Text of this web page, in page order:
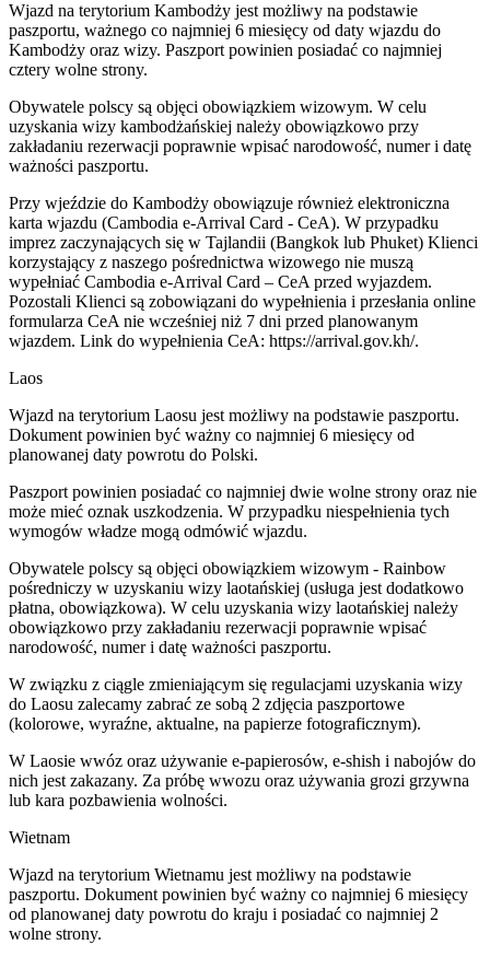
Wjazd na terytorium Kambodży jest możliwy na podstawie
paszportu, ważnego co najmniej 6 miesięcy od daty wjazdu do
Kambodży oraz wizy. Paszport powinien posiadać co najmniej
cztery wolne strony.
Obywatele polscy są objęci obowiązkiem wizowym. W celu
uzyskania wizy kambodżańskiej należy obowiązkowo przy
zakładaniu rezerwacji poprawnie wpisać narodowość, numer i datę
ważności paszportu.
Przy wjeździe do Kambodży obowiązuje również elektroniczna
karta wjazdu (Cambodia e-Arrival Card - CeA). W przypadku
imprez zaczynających się w Tajlandii (Bangkok lub Phuket) Klienci
korzystający z naszego pośrednictwa wizowego nie muszą
wypełniać Cambodia e-Arrival Card – CeA przed wyjazdem.
Pozostali Klienci są zobowiązani do wypełnienia i przesłania online
formularza CeA nie wcześniej niż 7 dni przed planowanym
wjazdem. Link do wypełnienia CeA: https://arrival.gov.kh/.
Laos
Wjazd na terytorium Laosu jest możliwy na podstawie paszportu.
Dokument powinien być ważny co najmniej 6 miesięcy od
planowanej daty powrotu do Polski.
Paszport powinien posiadać co najmniej dwie wolne strony oraz nie
może mieć oznak uszkodzenia. W przypadku niespełnienia tych
wymogów władze mogą odmówić wjazdu.
Obywatele polscy są objęci obowiązkiem wizowym - Rainbow
pośredniczy w uzyskaniu wizy laotańskiej (usługa jest dodatkowo
płatna, obowiązkowa). W celu uzyskania wizy laotańskiej należy
obowiązkowo przy zakładaniu rezerwacji poprawnie wpisać
narodowość, numer i datę ważności paszportu.
W związku z ciągle zmieniającym się regulacjami uzyskania wizy
do Laosu zalecamy zabrać ze sobą 2 zdjęcia paszportowe
(kolorowe, wyraźne, aktualne, na papierze fotograficznym).
W Laosie wwóz oraz używanie e-papierosów, e-shish i nabojów do
nich jest zakazany. Za próbę wwozu oraz używania grozi grzywna
lub kara pozbawienia wolności.
Wietnam
Wjazd na terytorium Wietnamu jest możliwy na podstawie
paszportu. Dokument powinien być ważny co najmniej 6 miesięcy
od planowanej daty powrotu do kraju i posiadać co najmniej 2
wolne strony.